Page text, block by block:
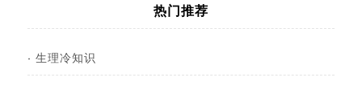
热门推荐
· 生理冷知识